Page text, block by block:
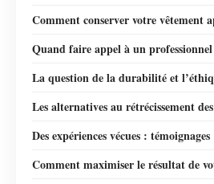
Comment conserver votre vêtement
Quand faire appel à un
La question de la durabilité et
Les alternatives au rétrécissement
Des expériences vécues : témoignages
Comment maximiser le résultat de